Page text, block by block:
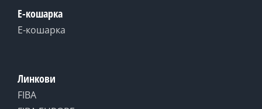
Е-кошарка
Е-кошарка
Линкови
FIBA